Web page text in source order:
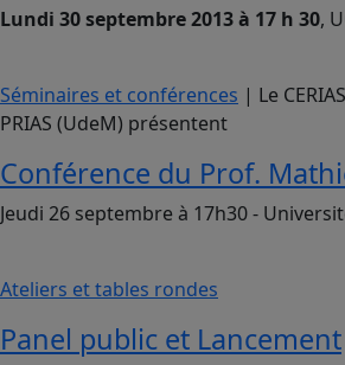
Lundi 30 septembre 2013 à 17 h 30,
Séminaires et conférences | Le
PRIAS (UdeM) présentent
Conférence du Prof.
Jeudi 26 septembre à 17h30 -
Ateliers et tables rondes
Panel public et Lancement